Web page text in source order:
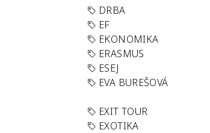
DRBA
EF
EKONOMIKA
ERASMUS
ESEJ
EVA BUREŠOVÁ
EXIT TOUR
EXOTIKA